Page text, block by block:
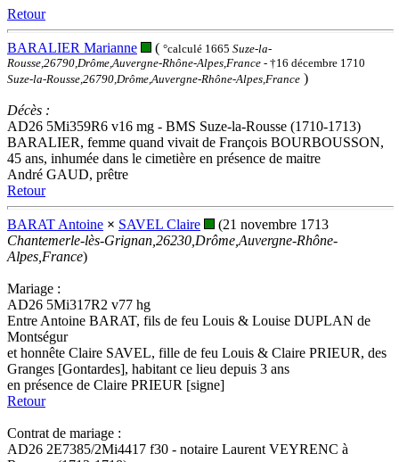
Retour
BARALIER Marianne ( °calculé 1665 Suze-la-
Rousse,26790,Drôme,Auvergne-Rhône-Alpes,France - †16 décembre 1710
Suze-la-Rousse,26790,Drôme,Auvergne-Rhône-Alpes,France )
Décès :
AD26 5Mi359R6 v16 mg - BMS Suze-la-Rousse (1710-1713)
BARALIER, femme quand vivait de François BOURBOUSSON,
45 ans, inhumée dans le cimetière en présence de maitre
André GAUD, prêtre
Retour
BARAT Antoine × SAVEL Claire
(21 novembre 1713
Chantemerle-lès-Grignan,26230,Drôme,Auvergne-Rhône-
Alpes,France)
Mariage :
AD26 5Mi317R2 v77 hg
Entre Antoine BARAT, fils de feu Louis & Louise DUPLAN de
Montségur
et honnête Claire SAVEL, fille de feu Louis & Claire PRIEUR, des
Granges [Gontardes], habitant ce lieu depuis 3 ans
en présence de Claire PRIEUR [signe]
Retour
Contrat de mariage :
AD26 2E7385/2Mi4417 f30 - notaire Laurent VEYRENC à